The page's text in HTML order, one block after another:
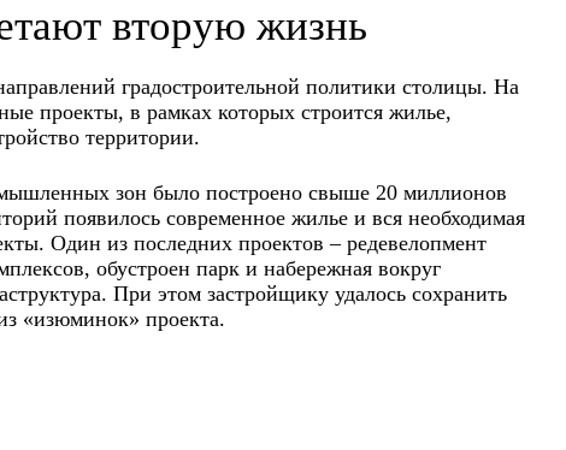
вторую жизнь
градостроительной политики столицы. На
проекты, в рамках которых строится жилье,
территории.
зон было построено свыше 20 миллионов
появилось современное жилье и вся необходимая
Один из последних проектов – редевелопмент
обустроен парк и набережная вокруг
При этом застройщику удалось сохранить
«изюминок» проекта.